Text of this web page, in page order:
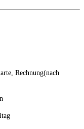
Rechnung(nach